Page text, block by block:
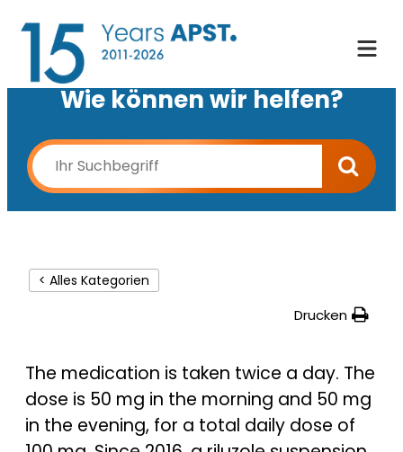
Wie können wir helfen?
< Alles Kategorien
Drucken
The medication is taken twice a day. The
dose is 50 mg in the morning and 50 mg
in the evening, for a total daily dose of